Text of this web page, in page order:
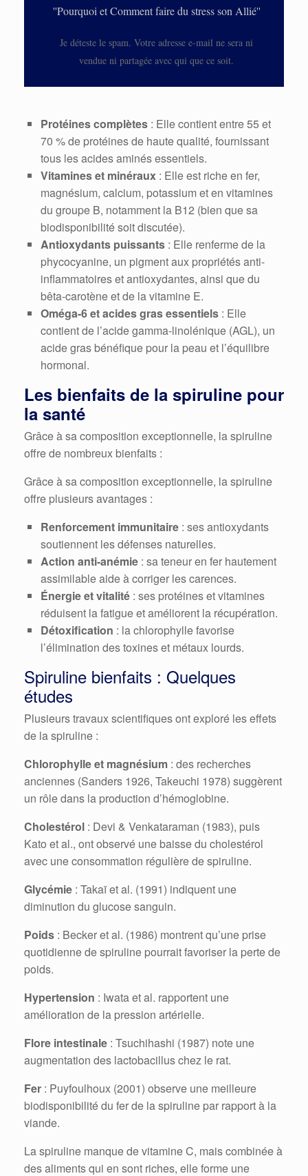
''Pourquoi et Comment faire du stress son Allié''
Je déteste le spam. Votre adresse e-mail ne sera ni
vendue ni partagée avec qui que ce soit.
Protéines complètes : Elle contient entre 55 et
70 % de protéines de haute qualité, fournissant
tous les acides aminés essentiels.
Vitamines et minéraux : Elle est riche en fer,
magnésium, calcium, potassium et en vitamines
du groupe B, notamment la B12 (bien que sa
biodisponibilité soit discutée).
Antioxydants puissants : Elle renferme de la
phycocyanine, un pigment aux propriétés anti-
inflammatoires et antioxydantes, ainsi que du
bêta-carotène et de la vitamine E.
Oméga-6 et acides gras essentiels : Elle
contient de l’acide gamma-linolénique (AGL), un
acide gras bénéfique pour la peau et l’équilibre
hormonal.
Les bienfaits de la spiruline pour
la santé
Grâce à sa composition exceptionnelle, la spiruline
offre de nombreux bienfaits :
Grâce à sa composition exceptionnelle, la spiruline
offre plusieurs avantages :
Renforcement immunitaire : ses antioxydants
soutiennent les défenses naturelles.
Action anti-anémie : sa teneur en fer hautement
assimilable aide à corriger les carences.
Énergie et vitalité : ses protéines et vitamines
réduisent la fatigue et améliorent la récupération.
Détoxification : la chlorophylle favorise
l’élimination des toxines et métaux lourds.
Spiruline bienfaits : Quelques
études
Plusieurs travaux scientifiques ont exploré les effets
de la spiruline :
Chlorophylle et magnésium : des recherches
anciennes (Sanders 1926, Takeuchi 1978) suggèrent
un rôle dans la production d’hémoglobine.
Cholestérol : Devi & Venkataraman (1983), puis
Kato et al., ont observé une baisse du cholestérol
avec une consommation régulière de spiruline.
Glycémie : Takaï et al. (1991) indiquent une
diminution du glucose sanguin.
Poids : Becker et al. (1986) montrent qu’une prise
quotidienne de spiruline pourrait favoriser la perte de
poids.
Hypertension : Iwata et al. rapportent une
amélioration de la pression artérielle.
Flore intestinale : Tsuchihashi (1987) note une
augmentation des lactobacillus chez le rat.
Fer : Puyfoulhoux (2001) observe une meilleure
biodisponibilité du fer de la spiruline par rapport à la
viande.
La spiruline manque de vitamine C, mais combinée à
des aliments qui en sont riches, elle forme une